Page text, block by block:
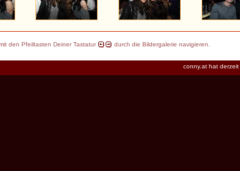
den Pfeiltasten Deiner Tastatur durch die Bildergalerie navigieren.
conny.at hat derzeit